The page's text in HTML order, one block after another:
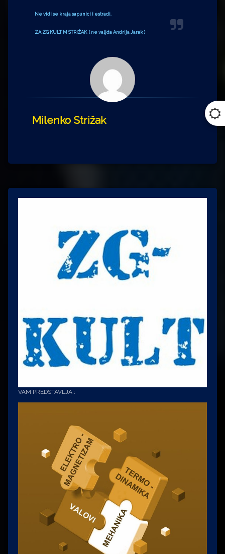
Ne vidi se kraja sapunici i estradi.
ZA ZG KULT M STRIŽAK ( ne valjda Andrija Jarak )
Milenko Strižak
VAM PREDSTAVLJA :